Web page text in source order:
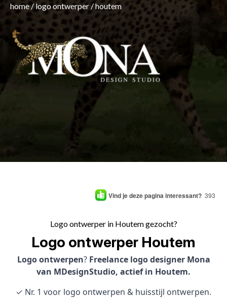
home/ logo ontwerper /houtem
Vind je deze pagina interessant? 393
Logo ontwerper in Houtem gezocht?
Logo ontwerper Houtem
Logo ontwerpen? Freelance logo designer Mona
van MDesignStudio, actief in Houtem.
✓ Nr. 1 voor logo ontwerpen & huisstijl ontwerpen.